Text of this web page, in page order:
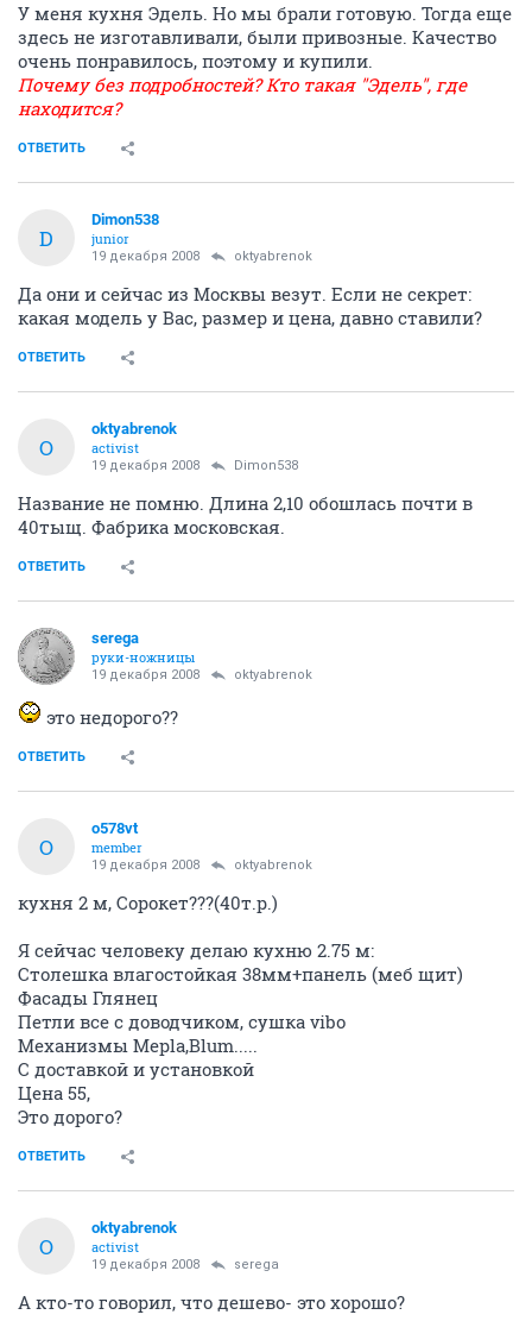
У меня кухня Эдель. Но мы брали готовую. Тогда еще
здесь не изготавливали, были привозные. Качество
очень понравилось, поэтому и купили.
Почему без подробностей? Кто такая "Эдель", где
находится?
ОТВЕТИТЬ
D
Dimon538
junior
19 декабря 2008 oktyabrenok
Да они и сейчас из Москвы везут. Если не секрет:
какая модель у Вас, размер и цена, давно ставили?
ОТВЕТИТЬ
O
oktyabrenok
activist
19 декабря 2008 Dimon538
Название не помню. Длина 2,10 обошлась почти в
40тыщ. Фабрика московская.
ОТВЕТИТЬ
serega
руки-ножницы
19 декабря 2008 oktyabrenok
это недорого??
ОТВЕТИТЬ
O
o578vt
member
19 декабря 2008 oktyabrenok
кухня 2 м, Сорокет???(40т.р.)
Я сейчас человеку делаю кухню 2.75 м:
Столешка влагостойкая 38мм+панель (меб щит)
Фасады Глянец
Петли все с доводчиком, сушка vibo
Механизмы Mepla,Blum.....
С доставкой и установкой
Цена 55,
Это дорого?
ОТВЕТИТЬ
O
oktyabrenok
activist
19 декабря 2008 serega
А кто-то говорил, что дешево- это хорошо?